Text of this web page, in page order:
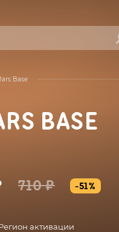
Base
BASE
710 ₽ -51%
активации